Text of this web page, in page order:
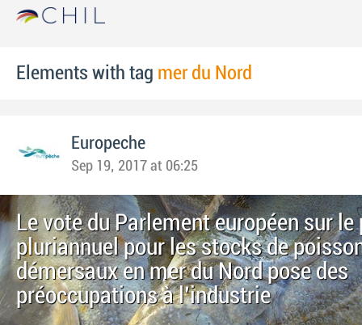
Elements with tag mer du Nord
Europeche
Sep 19, 2017 at 06:25
Le vote du Parlement européen sur le
pluriannuel pour les stocks de
démersaux en mer du Nord pose des
préoccupations à l'industrie